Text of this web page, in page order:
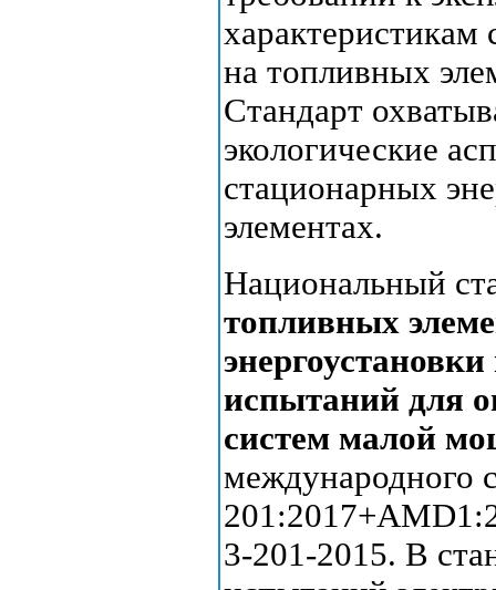
характеристикам
на топливных
Стандарт
экологические
стационарных
элементах.
Национальный
топливных
испытаний для
систем малой
международного
3-201-2015. В